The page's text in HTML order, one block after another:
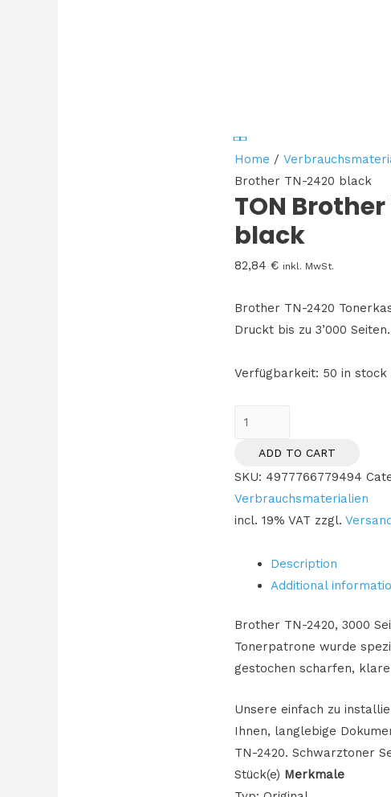
Home /
Brother TN-2420 black
TON
black
82,84€ inkl. MwSt.
Brother TN-2420
Druckt bis zu 3’000 Seiten.
Verfügbarkeit: 50 in stock
TON
2420
black
quantity
ADD TO CART
SKU: 4977766779494
Verbrauchsmaterialien
incl. 19% VAT zzgl.
Description
Additional
Brother TN-2420, 3000
Tonerpatrone wurde
gestochen scharfen,
Unsere einfach zu
Ihnen, langlebige
TN-2420. Schwarztoner
Stück(e) Merkmale